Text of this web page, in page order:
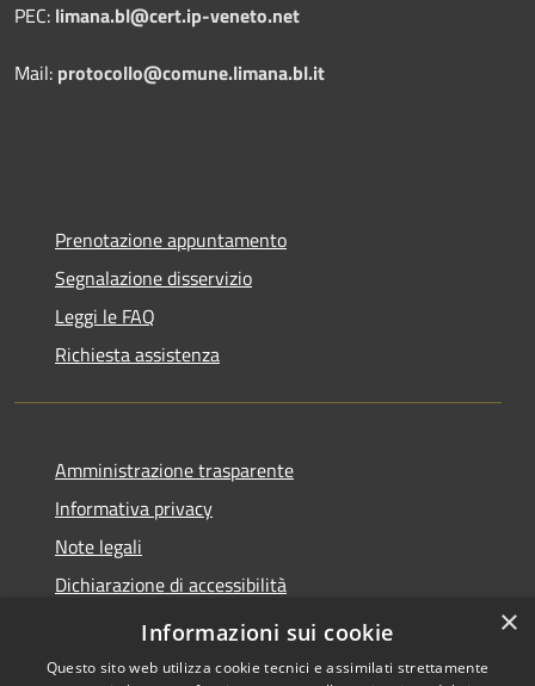
PEC: limana.bl@cert.ip-veneto.net
Mail: protocollo@comune.limana.bl.it
Prenotazione appuntamento
Segnalazione disservizio
Leggi le FAQ
Richiesta assistenza
Amministrazione trasparente
Informativa privacy
Note legali
Dichiarazione di accessibilità
Moduli Privacy Amministrazione trasparente
×
Informazioni sui cookie
Questo sito web utilizza cookie tecnici e assimilati strettamente